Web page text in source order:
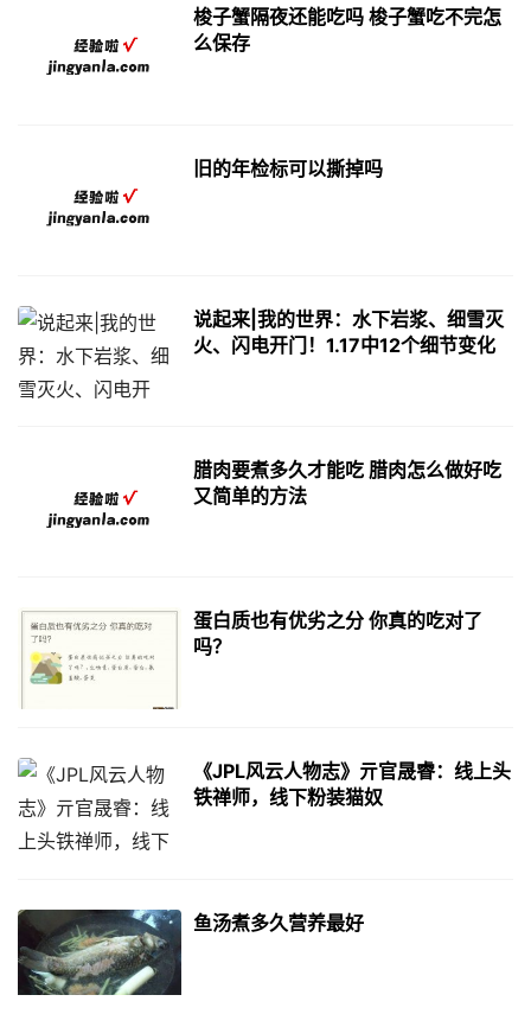
梭子蟹隔夜还能吃吗 梭子蟹吃不完怎
么保存
旧的年检标可以撕掉吗
说起来|我的世界：水下岩浆、细雪灭
火、闪电开门！1.17中12个细节变化
腊肉要煮多久才能吃 腊肉怎么做好吃
又简单的方法
蛋白质也有优劣之分 你真的吃对了
吗？
《JPL风云人物志》亓官晟睿：线上头
铁禅师，线下粉装猫奴
鱼汤煮多久营养最好